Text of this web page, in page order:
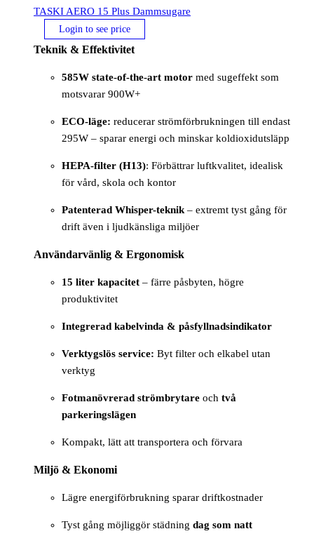
TASKI AERO 15 Plus Dammsugare
Login to see price
Teknik & Effektivitet
585W state-of-the-art motor med sugeffekt som
motsvarar 900W+
ECO-läge: reducerar strömförbrukningen till endast
295W – sparar energi och minskar koldioxidutsläpp
HEPA-filter (H13): Förbättrar luftkvalitet, idealisk
för vård, skola och kontor
Patenterad Whisper-teknik– extremt tyst gång för
drift även i ljudkänsliga miljöer
Användarvänlig & Ergonomisk
15 liter kapacitet – färre påsbyten, högre
produktivitet
Integrerad kabelvinda & påsfyllnadsindikator
Verktygslös service: Byt filter och elkabel utan
verktyg
Fotmanövrerad strömbrytare och två
parkeringslägen
Kompakt, lätt att transportera och förvara
Miljö & Ekonomi
Lägre energiförbrukning sparar driftkostnader
Tyst gång möjliggör städning dag som natt